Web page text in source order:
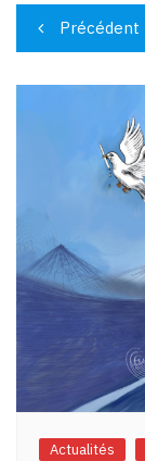
Navigation
de
l’article
Précédent
Actualités